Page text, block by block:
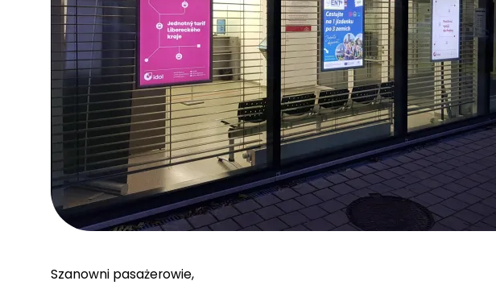
Szanowni pasażerowie,